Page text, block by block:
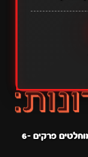
אתה ואני הפכים מוחלטים פרקים 6-